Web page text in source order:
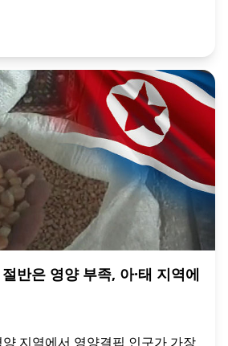
반은 영양 부족, 아·태 지역에
양 지역에서 영양결핍 인구가 가장